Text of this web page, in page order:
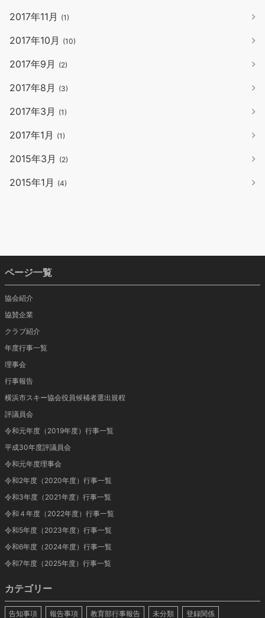
2017年11月 (1)
2017年10月 (10)
2017年9月 (2)
2017年8月 (3)
2017年3月 (1)
2017年1月 (1)
2015年3月 (2)
2015年1月 (4)
ページ一覧
協会紹介
協賛企業
クラブ紹介
年度行事一覧
理事会
行事報告
横浜市スキー協会役員候補者選出規程
評議員会
令和元年度（2019年度）行事一覧
平成30年度評議員会
令和元年度理事会
令和2年度（2020年度）行事一覧
令和3年度（2021年度）行事一覧
令和４年度（2022年度）行事一覧
令和5年度（2023年度）行事一覧
令和6年度（2024年度）行事一覧
令和7年度（2025年度）行事一覧
カテゴリー
告知事項 報告事項 教育部行事報告 未分類 登録関係